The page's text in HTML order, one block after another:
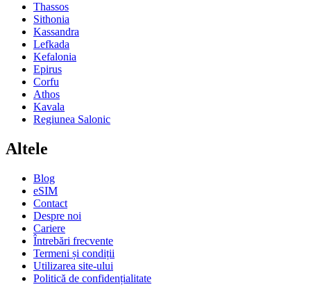
Thassos
Sithonia
Kassandra
Lefkada
Kefalonia
Epirus
Corfu
Athos
Kavala
Regiunea Salonic
Altele
Blog
eSIM
Contact
Despre noi
Cariere
Întrebări frecvente
Termeni și condiții
Utilizarea site-ului
Politică de confidențialitate